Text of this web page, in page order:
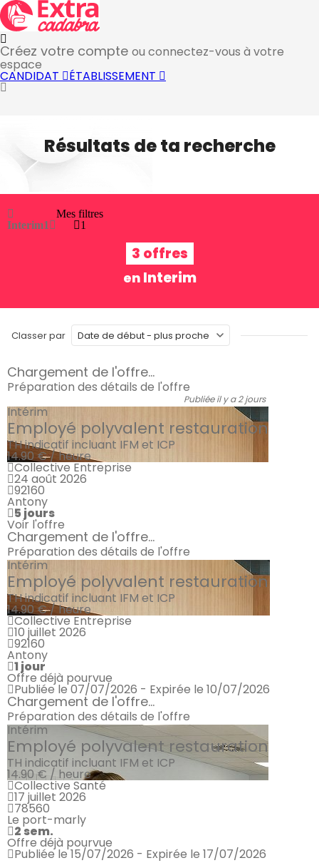
Créez votre compte ou connectez-vous à votre
espace
CANDIDAT ÉTABLISSEMENT
Résultats de ta recherche
Interim1
Mes filtres
1
3 offres
en Interim
Classer par
Chargement de l'offre...
Préparation des détails de l'offre
Publiée il y a 2 jours
Intérim
Employé polyvalent restauration
TH indicatif incluant IFM et ICP
14.90 € / heure
Collective Entreprise
24 août 2026
92160
Antony
5 jours
Voir l'offre
Chargement de l'offre...
Préparation des détails de l'offre
Intérim
Employé polyvalent restauration
TH indicatif incluant IFM et ICP
14.90 € / heure
Collective Entreprise
10 juillet 2026
92160
Antony
1 jour
Offre déjà pourvue
Publiée le 07/07/2026 - Expirée le 10/07/2026
Chargement de l'offre...
Préparation des détails de l'offre
Intérim
Employé polyvalent restauration
TH indicatif incluant IFM et ICP
14.90 € / heure
Collective Santé
17 juillet 2026
78560
Le port-marly
2 sem.
Offre déjà pourvue
Publiée le 15/07/2026 - Expirée le 17/07/2026